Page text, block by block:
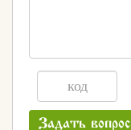
Задать вопрос